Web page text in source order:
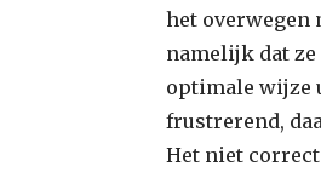
het overwegen
namelijk dat ze
optimale wijze
frustrerend,
Het niet